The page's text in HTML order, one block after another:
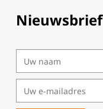
Nieuwsbrief